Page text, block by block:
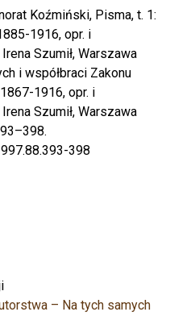
Koźmiński, Pisma, t. 1:
1916, opr. i
Szumił, Warszawa
i współbraci Zakonu
1916, opr. i
Szumił, Warszawa
398
– Na tych samych